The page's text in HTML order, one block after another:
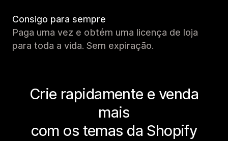
Consigo para sempre
Paga uma vez e obtém uma licença de loja
para toda a vida. Sem expiração.
Crie rapidamente e venda
mais
com os temas da Shopify